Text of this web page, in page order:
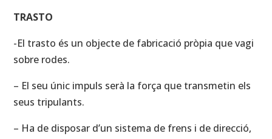
TRASTO
-El trasto és un objecte de fabricació pròpia que vagi
sobre rodes.
– El seu únic impuls serà la força que transmetin els
seus tripulants.
– Ha de disposar d’un sistema de frens i de direcció,